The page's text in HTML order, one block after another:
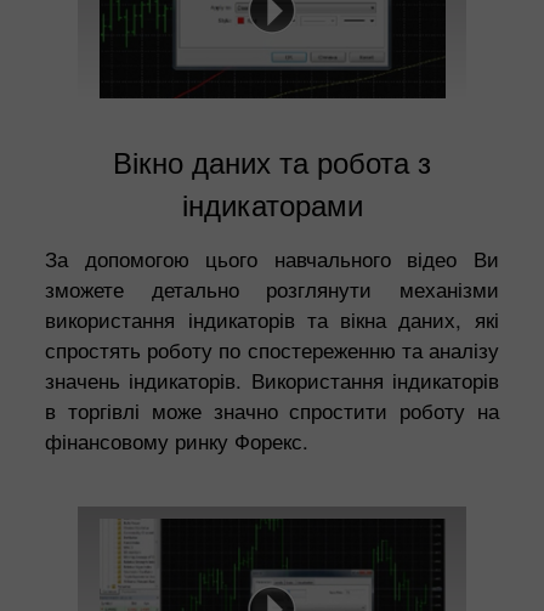
Вікно даних та робота з
індикаторами
За допомогою цього навчального відео Ви
зможете детально розглянути механізми
використання індикаторів та вікна даних, які
спростять роботу по спостереженню та аналізу
значень індикаторів. Використання індикаторів
в торгівлі може значно спростити роботу на
фінансовому ринку Форекс.